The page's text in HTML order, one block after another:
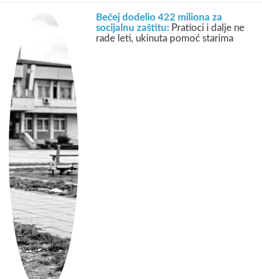
Bečej dodelio 422 miliona za
socijalnu zaštitu: Pratioci i dalje ne
rade leti, ukinuta pomoć starima